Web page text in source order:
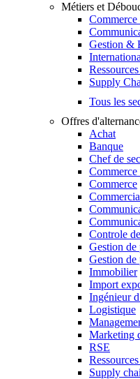
Métiers et
Commerce
Gestion &
Supply
Tous les
Offres
Achat
Banque
Chef de
Commerce
Controle
Gestion de
Gestion de
Immobilier
Import
Ingénieur
Logistique
Marketing
RSE
Supply